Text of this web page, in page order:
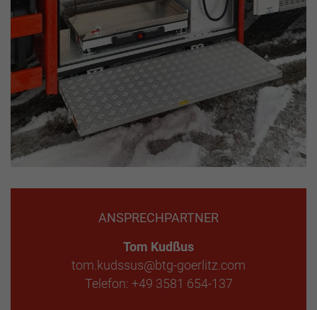
ANSPRECHPARTNER
Tom Kudßus
tom.kudssus@btg-goerlitz.com
Telefon: +49 3581 654-137